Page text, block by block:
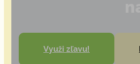
Využi zľavu!